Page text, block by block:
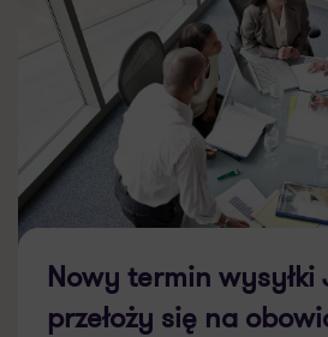
Nowy termin wysyłki
przełoży się na